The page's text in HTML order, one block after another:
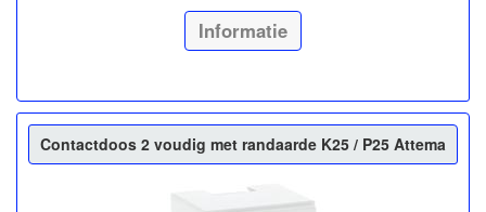
Informatie
Contactdoos 2 voudig met randaarde K25 / P25 Attema